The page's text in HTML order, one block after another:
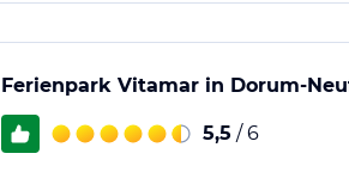
Ferienpark Vitamar in Dorum-
5,5 / 6